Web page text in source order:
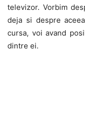
televizor. Vorbim
deja si despre
cursa, voi avand
dintre ei.